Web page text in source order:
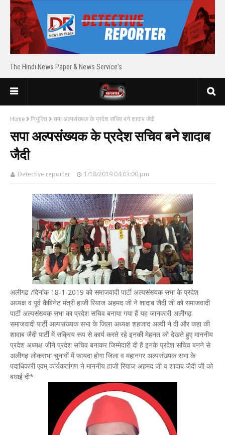
The Hindi News Paper & News Service's
Home नियुक्ति सपा अल्पसंख्यक के प्रदेश सचिव बने शादाब जैदी
सपा अल्पसंख्यक के प्रदेश सचिव बने शादाब
जैदी
Detective reporter 1/18/2019 04:03:00 pm
अलीगढ /दिनांक 18-1-2019 को समाजवादी पार्टी अल्पसंख्यक सभा के प्रदेश
अध्यक्ष व पूर्व कैबिनेट मंत्री हाजी रियाज अहमद जी ने शादाब जैदी जी को समाजवादी
पार्टी अल्पसंख्यक सभा का प्रदेश सचिव बनाया गया हैं यह जानकारी अलीगढ़
समाजवादी पार्टी अल्पसंख्यक सभा के जिला अध्यक्ष शहजाद अल्वी ने दी और कहा की
शादाब जैदी पार्टी में सक्रिय रूप से कार्य करते रहे इनकी मेहनत को देखते हुए माननीय
प्रदेश अध्यक्ष जीने प्रदेश सचिव बनाकर जिम्मेदारी दी है इनके प्रदेश सचिव बनने से
अलीगढ़ लोकसभा चुनावों में फायदा होगा जिला व महानगर अल्पसंख्यक सभा के
पदाधिकारी एवम् कार्यकर्तागण ने माननीय हाजी रियाज अहमद जी व शादाब जैदी जी को
बधाई दी*